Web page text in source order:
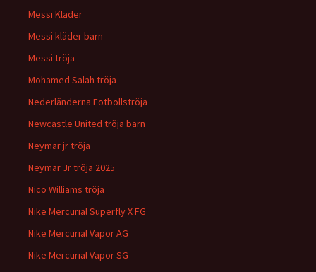
Messi Kläder
Messi kläder barn
Messi tröja
Mohamed Salah tröja
Nederländerna Fotbollströja
Newcastle United tröja barn
Neymar jr tröja
Neymar Jr tröja 2025
Nico Williams tröja
Nike Mercurial Superfly X FG
Nike Mercurial Vapor AG
Nike Mercurial Vapor SG